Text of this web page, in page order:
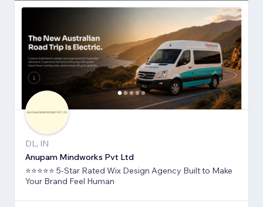
DL, IN
Anupam Mindworks Pvt Ltd
⭐⭐⭐⭐⭐ 5-Star Rated Wix Design Agency Built to Make
Your Brand Feel Human